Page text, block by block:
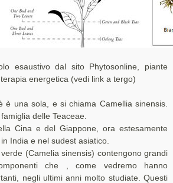
esaustivo dal sito Phytosonline, piante
energetica (vedi link a tergo)
è una sola, e si chiama Camellia sinensis.
delle Teaceae.
Cina e del Giappone, ora estesamente
India e nel sudest asiatico.
(Camelia sinensis) contengono grandi
che , come vedremo hanno
negli ultimi anni molto studiate. Questi